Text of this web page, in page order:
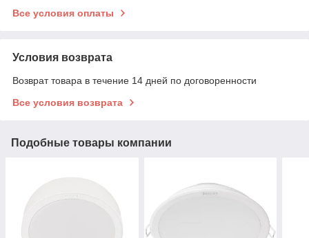
Все условия оплаты
Условия возврата
Возврат товара в течение 14 дней по договоренности
Все условия возврата
Подобные товары компании